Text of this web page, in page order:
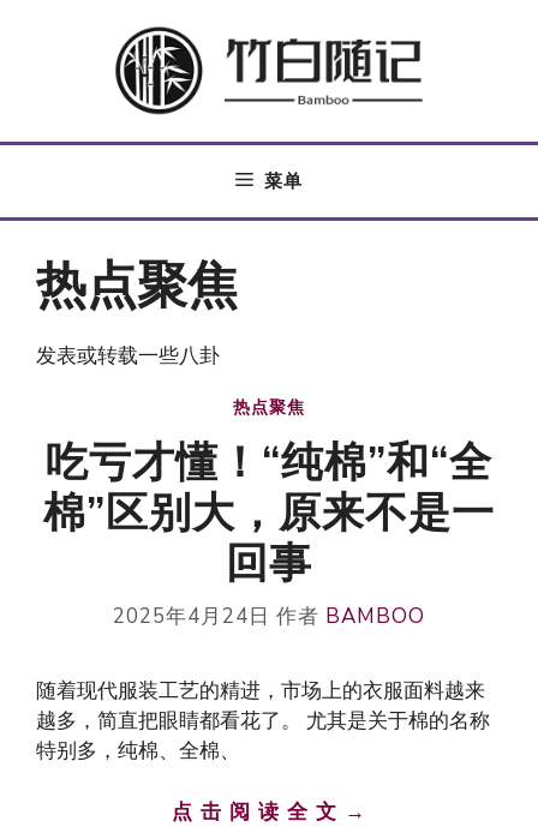
菜单
热点聚焦
发表或转载一些八卦
热点聚焦
吃亏才懂！“纯棉”和“全
棉”区别大，原来不是一
回事
2025年4月24日 作者 BAMBOO
随着现代服装工艺的精进，市场上的衣服面料越来
越多，简直把眼睛都看花了。 尤其是关于棉的名称
特别多，纯棉、全棉、
点 击 阅 读 全 文 →